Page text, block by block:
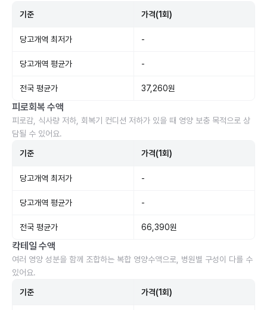
기준 가격(1회)
당고개역 최저가 -
당고개역 평균가 -
전국 평균가 37,260원
피로회복 수액
피로감, 식사량 저하, 회복기 컨디션 저하가 있을 때 영양 보충 목적으로 상
담될 수 있어요.
기준 가격(1회)
당고개역 최저가 -
당고개역 평균가 -
전국 평균가 66,390원
칵테일 수액
여러 영양 성분을 함께 조합하는 복합 영양수액으로, 병원별 구성이 다를 수
있어요.
기준 가격(1회)